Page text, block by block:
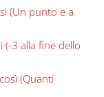
(Un punto e a
(-3 alla fine dello
(Quanti